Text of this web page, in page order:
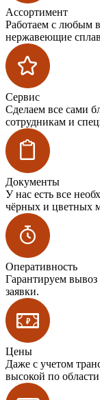
Ассортимент
Работаем с любым
нержавеющие
Сервис
Сделаем все сами
сотрудникам и
Документы
У нас есть все
чёрных и цветных
Оперативность
Гарантируем вывоз
заявки.
Цены
Даже с учетом
высокой по